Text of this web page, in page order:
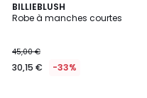
BILLIEBLUSH
Robe à manches courtes
45,00 €
30,15 € -33%